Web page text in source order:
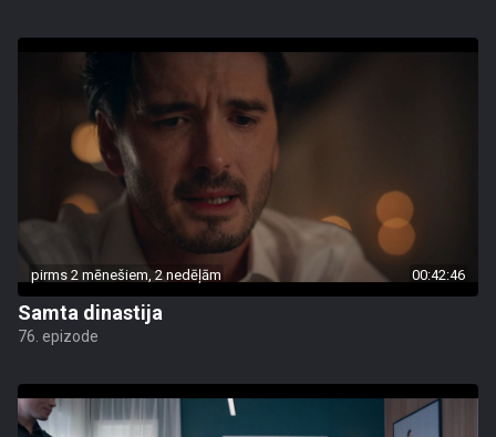
pirms 2 mēnešiem, 2 nedēļām 00:42:46
Samta dinastija
76. epizode